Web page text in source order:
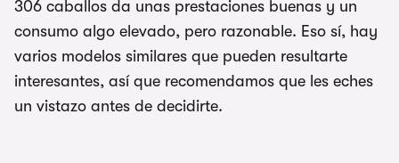
306 caballos da unas prestaciones buenas y un
consumo algo elevado, pero razonable. Eso sí, hay
varios modelos similares que pueden resultarte
interesantes, así que recomendamos que les eches
un vistazo antes de decidirte.